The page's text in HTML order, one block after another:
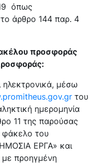
όπως
το άρθρο 144 παρ. 4
προσφοράς
μέσω
του
ημερομηνία
11 της παρούσας
φάκελο του
ΕΡΓΑ» και
με προηγμένη